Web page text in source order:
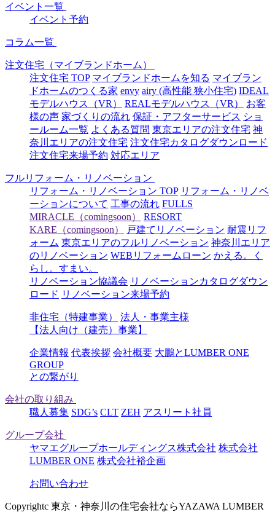
イベント一覧
イベント予約
コラム一覧
注文住宅（マイブランドホーム）
注文住宅 TOP マイブランドホームを知る マイブラン
ドホームのつくる家 envy airy (高性能 狭小住宅) IDEAL
モデルハウス（VR）
REALモデルハウス（VR）
お客
様の声 家づくりの流れ 保証・アフターサービス ショ
ールーム一覧 よくある質問 東京エリアの注文住宅 神
奈川エリアの注文住宅 注文住宅カタログダウンロード
注文住宅来場予約 対応エリア
フルリフォーム・リノベーション
リフォーム・リノベーション TOP リフォーム・リノベ
ーションについて 工事の流れ FULLS
MIRACLE（comingsoon）
RESORT
KARE（comingsoon）
戸建てリノベーション 耐震リフ
ォーム 東京エリアのフルリノベーション 神奈川エリア
のリノベーション WEBリフォームローン かえる。く
らし。すまい。
リノベーション協議会 リノベーションカタログダウン
ロード リノベーション来場予約
非住宅（特建事業）
法人・事業主様
【法人向け（建売）事業】
企業情報 代表挨拶 会社概要 大鵬とLUMBER ONE
GROUP
との繋がり
会社の取り組み
職人募集 SDG’s CLT ZEH アスリート社員
グループ会社
ヤマエグループホールディングス株式会社 株式会社
LUMBER ONE 株式会社裕企画
お問い合わせ
Copyrightc 東京・神奈川の住宅会社ならYAZAWA LUMBER